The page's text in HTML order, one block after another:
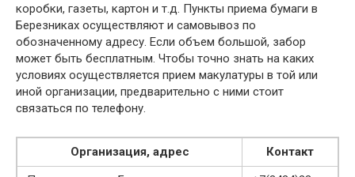
коробки, газеты, картон и т.д. Пункты приема бумаги в
Березниках осуществляют и самовывоз по
обозначенному адресу. Если объем большой, забор
может быть бесплатным. Чтобы точно знать на каких
условиях осуществляется прием макулатуры в той или
иной организации, предварительно с ними стоит
связаться по телефону.
Организация, адрес
Контакт